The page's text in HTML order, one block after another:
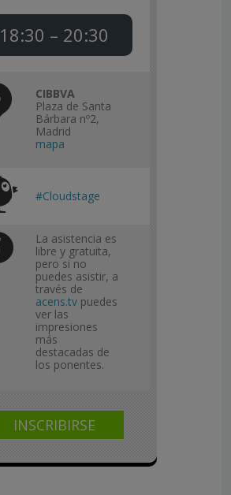
18:30 – 20:30
CIBBVA
Plaza de Santa
Bárbara nº2,
Madrid
mapa
#Cloudstage
La asistencia es
libre y gratuita,
pero si no
puedes asistir, a
través de
acens.tv puedes
ver las
impresiones
más
destacadas de
los ponentes.
INSCRIBIRSE